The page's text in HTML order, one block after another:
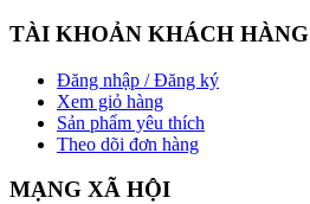
TÀI KHOẢN KHÁCH HÀNG
Đăng nhập / Đăng ký
Xem giỏ hàng
Sản phẩm yêu thích
Theo dõi đơn hàng
MẠNG XÃ HỘI